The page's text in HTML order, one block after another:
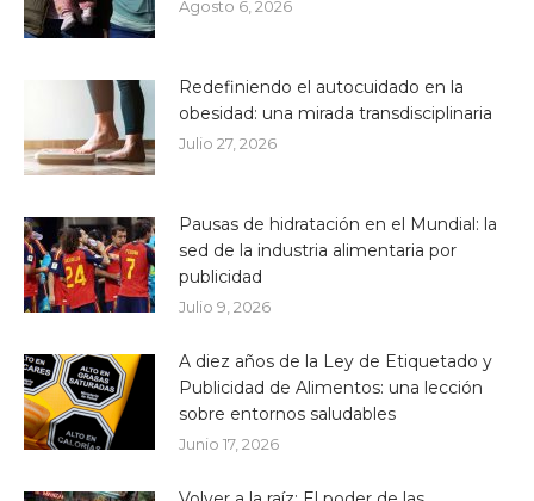
Agosto 6, 2026
Redefiniendo el autocuidado en la
obesidad: una mirada transdisciplinaria
Julio 27, 2026
Pausas de hidratación en el Mundial: la
sed de la industria alimentaria por
publicidad
Julio 9, 2026
A diez años de la Ley de Etiquetado y
Publicidad de Alimentos: una lección
sobre entornos saludables
Junio 17, 2026